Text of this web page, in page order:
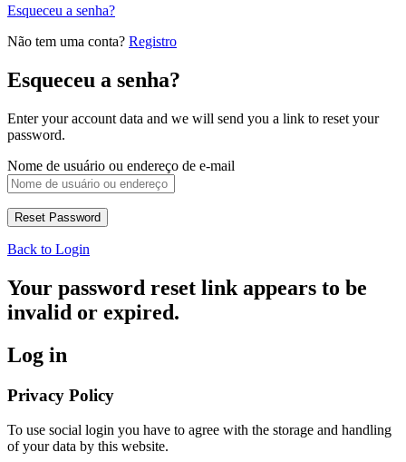
Esqueceu a senha?
Não tem uma conta? Registro
Esqueceu a senha?
Enter your account data and we will send you a link to reset your
password.
Nome de usuário ou endereço de e-mail
Back to Login
Your password reset link appears to be
invalid or expired.
Log in
Privacy Policy
To use social login you have to agree with the storage and handling
of your data by this website.